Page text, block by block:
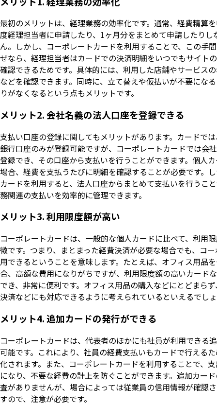
最初のメリットは、経理業務の効率化です。通常、経費精算
度経理担当者に申請したり、1ヶ月分をまとめて申請したりし
ん。しかし、コーポレートカードを利用することで、この手
ぜなら、経理担当者はカードでの決済明細をいつでもサイト
確認できるためです。具体的には、利用した店舗やサービス
などを確認できます。同時に、立て替えや仮払いが不要にな
りがなくなるという点もメリットです。
メリット2. 会社名義の法人口座を登録できる
支払い口座の登録に関してもメリットがあります。カードで
銀行口座のみが登録可能ですが、コーポレートカードでは会
登録でき、その口座から支払いを行うことができます。個人
場合、経費を支払うたびに明細を確認することが必要です。
カードを利用すると、法人口座からまとめて支払いを行うこ
務関連の支払いを効率的に管理できます。
メリット3. 利用限度額が高い
コーポレートカードは、一般的な個人カードに比べて、利用
徴です。つまり、まとまった経費決済が必要な場合でも、コ
用できるということを意味します。たとえば、オフィス用品
合、高額な費用になりがちですが、利用限度額の高いカード
でき、非常に便利です。オフィス用品の購入などにとどまら
決済などにも対応できるように考えられているといえるでし
メリット4. 追加カードの発行ができる
コーポレートカードは、代表者のほかにも社員が利用できる
可能です。これにより、社員の経費支払いもカードで行える
化されます。また、コーポレートカードを利用することで、
になり、不要な経費の計上を防ぐことができます。追加カー
査がありませんが、場合によっては従業員の信用情報が確認
すので、注意が必要です。